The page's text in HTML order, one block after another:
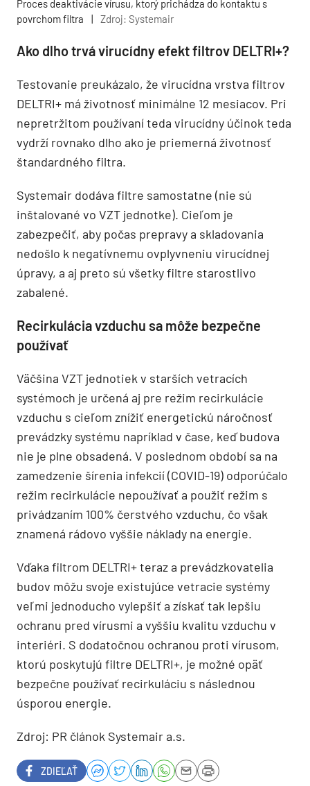
Proces deaktivácie vírusu, ktorý prichádza do kontaktu s
povrchom filtra
Zdroj: Systemair
Ako dlho trvá virucídny efekt filtrov DELTRI+?
Testovanie preukázalo, že virucídna vrstva filtrov
DELTRI+ má životnosť minimálne 12 mesiacov. Pri
nepretržitom používaní teda virucídny účinok teda
vydrží rovnako dlho ako je priemerná životnosť
štandardného filtra.
Systemair dodáva filtre samostatne (nie sú
inštalované vo VZT jednotke). Cieľom je
zabezpečiť, aby počas prepravy a skladovania
nedošlo k negatívnemu ovplyvneniu virucídnej
úpravy, a aj preto sú všetky filtre starostlivo
zabalené.
Recirkulácia vzduchu sa môže bezpečne
používať
Väčšina VZT jednotiek v starších vetracích
systémoch je určená aj pre režim recirkulácie
vzduchu s cieľom znížiť energetickú náročnosť
prevádzky systému napríklad v čase, keď budova
nie je plne obsadená. V poslednom období sa na
zamedzenie šírenia infekcií (COVID-19) odporúčalo
režim recirkulácie nepoužívať a použiť režim s
privádzaním 100% čerstvého vzduchu, čo však
znamená rádovo vyššie náklady na energie.
Vďaka filtrom DELTRI+ teraz a prevádzkovatelia
budov môžu svoje existujúce vetracie systémy
veľmi jednoducho vylepšiť a získať tak lepšiu
ochranu pred vírusmi a vyššiu kvalitu vzduchu v
interiéri. S dodatočnou ochranou proti vírusom,
ktorú poskytujú filtre DELTRI+, je možné opäť
bezpečne používať recirkuláciu s následnou
úsporou energie.
Zdroj: PR článok Systemair a.s.
ZDIEĽAŤ